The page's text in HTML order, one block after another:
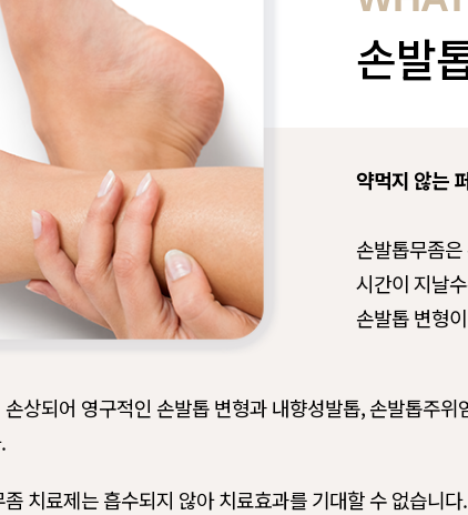
손발
약먹지 않는
손발톱무좀
시간이 지날
손발톱 변형
상되어 영구적인 손발톱 변형과 내향성발톱, 손발톱주위
치료제는 흡수되지 않아 치료효과를 기대할 수 없습니다.